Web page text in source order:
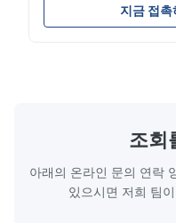
310S 316L 321 ASTM
스테인리스 스틸 코일 /
지금 접촉
조회
아래의 온라인 문의 연락
있으시면 저희 팀